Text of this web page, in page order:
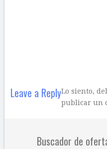
Leave a ReplyLo siento,
publicar un
Buscador de